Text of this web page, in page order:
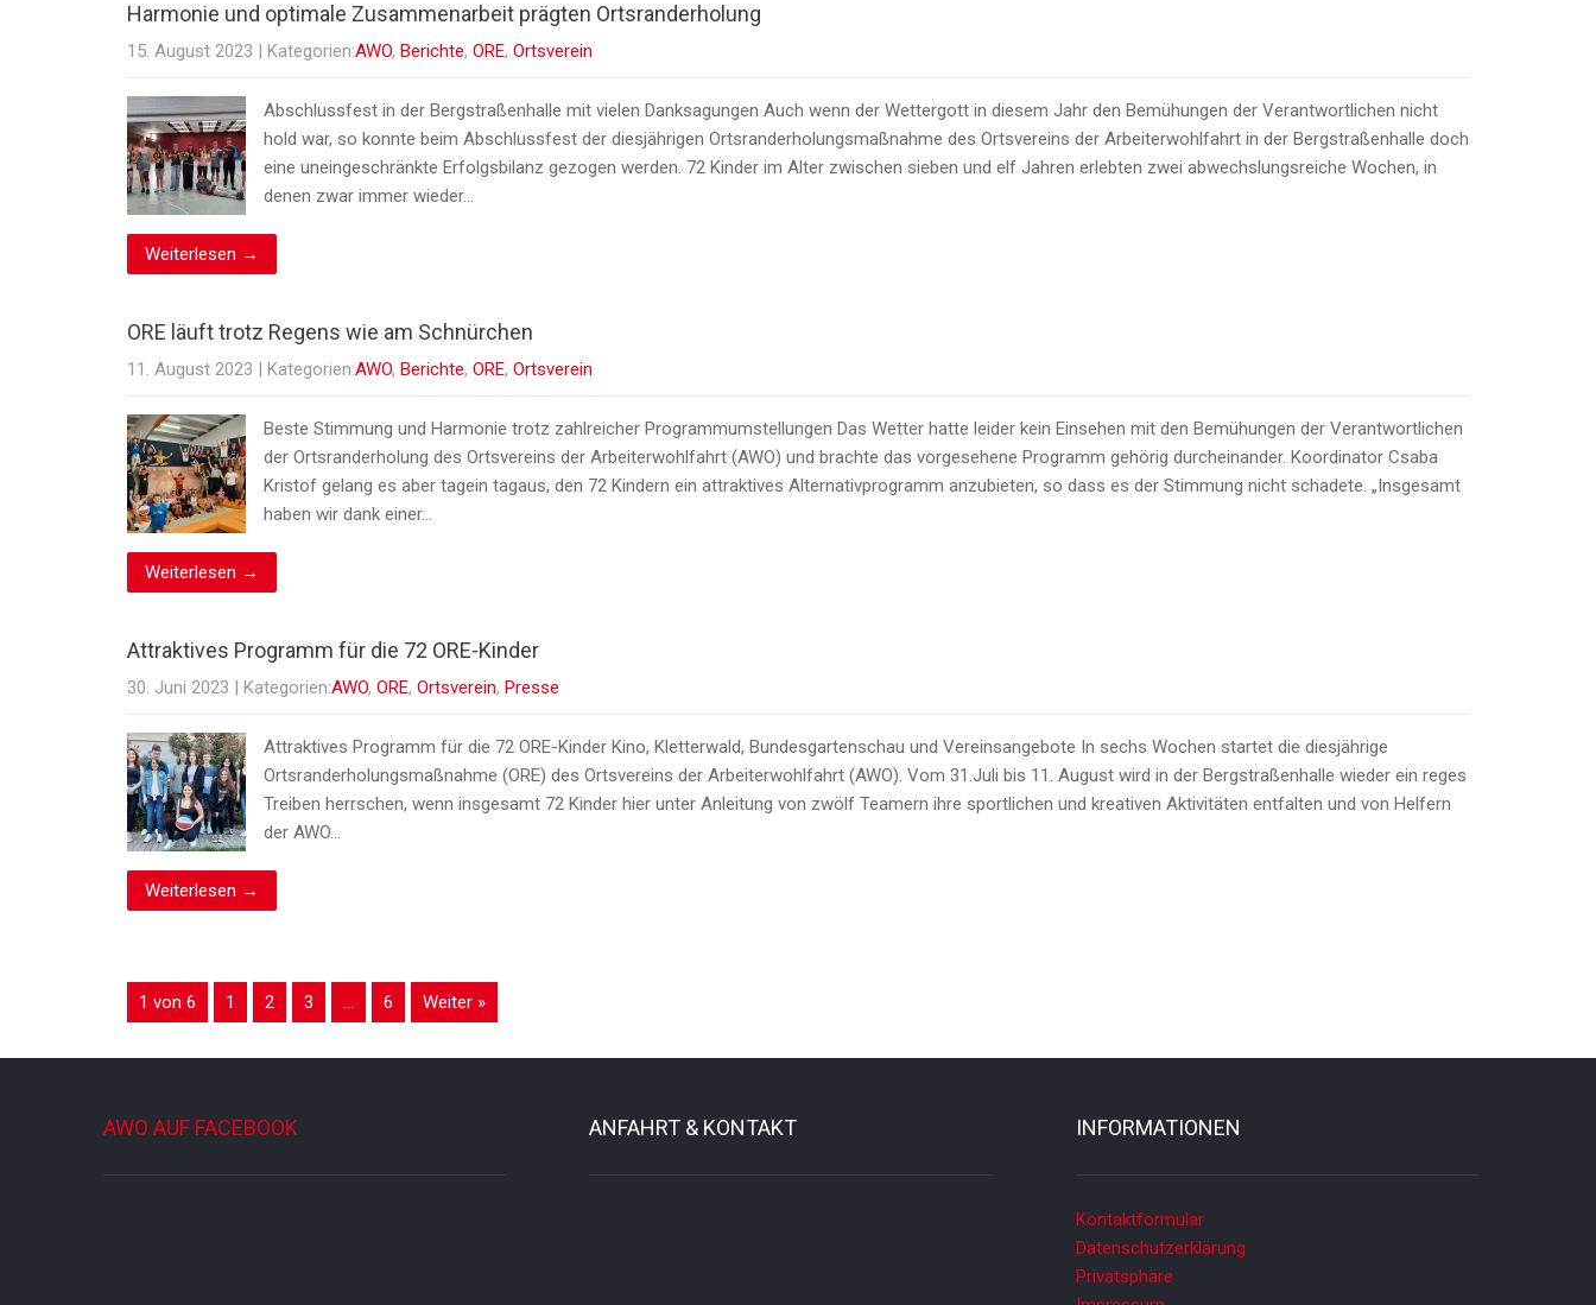
Harmonie und optimale Zusammenarbeit prägten Ortsranderholung
15. August 2023 | Kategorien:AWO, Berichte, ORE, Ortsverein
Abschlussfest in der Bergstraßenhalle mit vielen Danksagungen Auch wenn der Wettergott in diesem Jahr den Bemühungen der Verantwortlichen nicht
hold war, so konnte beim Abschlussfest der diesjährigen Ortsranderholungsmaßnahme des Ortsvereins der Arbeiterwohlfahrt in der Bergstraßenhalle doch
eine uneingeschränkte Erfolgsbilanz gezogen werden. 72 Kinder im Alter zwischen sieben und elf Jahren erlebten zwei abwechslungsreiche Wochen, in
denen zwar immer wieder…
Weiterlesen →
ORE läuft trotz Regens wie am Schnürchen
11. August 2023 | Kategorien:AWO, Berichte, ORE, Ortsverein
Beste Stimmung und Harmonie trotz zahlreicher Programmumstellungen Das Wetter hatte leider kein Einsehen mit den Bemühungen der Verantwortlichen
der Ortsranderholung des Ortsvereins der Arbeiterwohlfahrt (AWO) und brachte das vorgesehene Programm gehörig durcheinander. Koordinator Csaba
Kristof gelang es aber tagein tagaus, den 72 Kindern ein attraktives Alternativprogramm anzubieten, so dass es der Stimmung nicht schadete. „Insgesamt
haben wir dank einer…
Weiterlesen →
Attraktives Programm für die 72 ORE-Kinder
30. Juni 2023 | Kategorien:AWO, ORE, Ortsverein, Presse
Attraktives Programm für die 72 ORE-Kinder Kino, Kletterwald, Bundesgartenschau und Vereinsangebote In sechs Wochen startet die diesjährige
Ortsranderholungsmaßnahme (ORE) des Ortsvereins der Arbeiterwohlfahrt (AWO). Vom 31.Juli bis 11. August wird in der Bergstraßenhalle wieder ein reges
Treiben herrschen, wenn insgesamt 72 Kinder hier unter Anleitung von zwölf Teamern ihre sportlichen und kreativen Aktivitäten entfalten und von Helfern
der AWO…
Weiterlesen →
1 von 6 1 2 3 … 6 Weiter »
AWO AUF FACEBOOK ANFAHRT & KONTAKT INFORMATIONEN
Kontaktformular
Datenschutzerklärung
Privatsphäre